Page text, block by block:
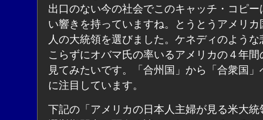
出口のない今の社会でこのキャッチ・コピー
い響きを持っていますね。とうとうアメリカ
人の大統領を選びました。ケネディのような
こらずにオバマ氏の率いるアメリカの４年間
見てみたいです。「合州国」から「合衆国」
に注目しています。
下記の「アメリカの日本人主婦が見る米大統